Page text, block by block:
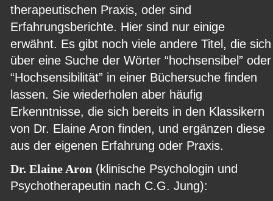
therapeutischen Praxis, oder sind
Erfahrungsberichte. Hier sind nur einige
erwähnt. Es gibt noch viele andere Titel, die
über eine Suche der Wörter “hochsensibel”
“Hochsensibilität” in einer Büchersuche finden
lassen. Sie wiederholen aber häufig
Erkenntnisse, die sich bereits in den Klassikern
von Dr. Elaine Aron finden, und ergänzen diese
aus der eigenen Erfahrung oder Praxis.
Dr. Elaine Aron (klinische Psychologin und
Psychotherapeutin nach C.G. Jung):